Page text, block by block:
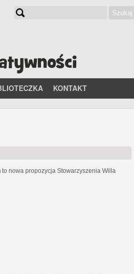
Szukaj
KONTAKT
to nowa propozycja Stowarzyszenia Willa